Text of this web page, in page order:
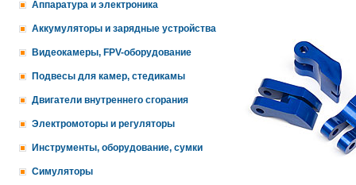
Аппаратура и электроника
Аккумуляторы и зарядные устройства
Видеокамеры, FPV-оборудование
Подвесы для камер, стедикамы
Двигатели внутреннего сгорания
Электромоторы и регуляторы
Инструменты, оборудование, сумки
Симуляторы